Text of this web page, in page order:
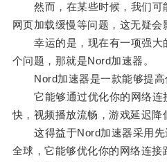
然而，在某些时候，我们可
网页加载缓慢等问题，这无疑会
幸运的是，现在有一项强大
个问题，那就是Nord加速器。
Nord加速器是一款能够提高
它能够通过优化你的网络连
快，视频播放流畅，游戏延迟降
这得益于Nord加速器采用先
全球，它能够优化你的网络连接